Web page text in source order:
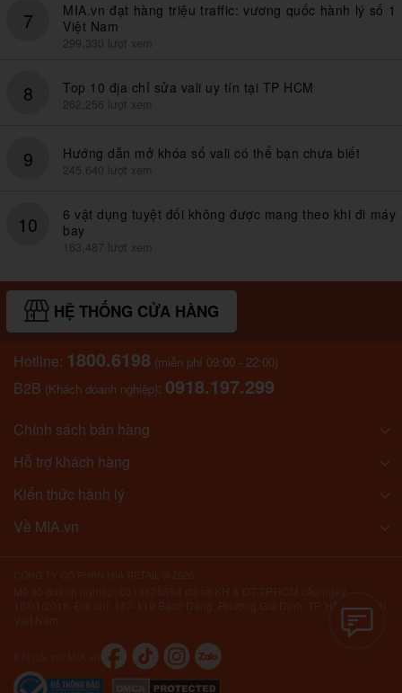
7
MIA.vn đạt hàng triệu traffic: vương quốc hành lý số 1
Việt Nam
299,330 lượt xem
8 Top 10 địa chỉ sửa vali uy tín tại TP HCM
262,256 lượt xem
9 Hướng dẫn mở khóa số vali có thể bạn chưa biết
245,640 lượt xem
10
6 vật dụng tuyệt đối không được mang theo khi đi máy
bay
163,487 lượt xem
HỆ THỐNG CỬA HÀNG
Hotline: 1800.6198 (miễn phí 09:00 - 22:00)
B2B (Khách doanh nghiệp): 0918.197.299
Chính sách bán hàng
Hỗ trợ khách hàng
Kiến thức hành lý
Về MIA.vn
10/01/2018. Địa chỉ: 117-119 Bạch Đằng, Phường Gia Định, TP. Hồ Chí Minh,